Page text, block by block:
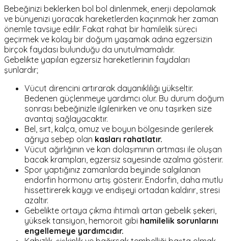
Bebeğinizi beklerken bol bol dinlenmek, enerji depolamak
ve bünyenizi yoracak hareketlerden kaçınmak her zaman
önemle tavsiye edilir. Fakat rahat bir hamilelik süreci
geçirmek ve kolay bir doğum yaşamak adına egzersizin
birçok faydası bulunduğu da unutulmamalıdır.
Gebelikte yapılan egzersiz hareketlerinin faydaları
şunlardır;
Vücut direncini artırarak dayanıklılığı yükseltir.
Bedenen güçlenmeye yardımcı olur. Bu durum doğum
sonrası bebeğinizle ilgilenirken ve onu taşırken size
avantaj sağlayacaktır.
Bel, sırt, kalça, omuz ve boyun bölgesinde gerilerek
ağrıya sebep olan kasları rahatlatır.
Vücut ağırlığının ve kan dolaşımının artması ile oluşan
bacak krampları, egzersiz sayesinde azalma gösterir.
Spor yaptığınız zamanlarda beyinde salgılanan
endorfin hormonu artış gösterir. Endorfin, daha mutlu
hissettirerek kaygı ve endişeyi ortadan kaldırır, stresi
azaltır.
Gebelikte ortaya çıkma ihtimali artan gebelik şekeri,
yüksek tansiyon, hemoroit gibi hamilelik sorunlarını
engellemeye yardımcıdır.